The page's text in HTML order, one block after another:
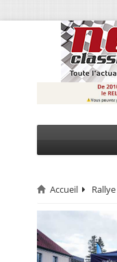
CIRCUIT
MONTAGNE
Accueil Rallye